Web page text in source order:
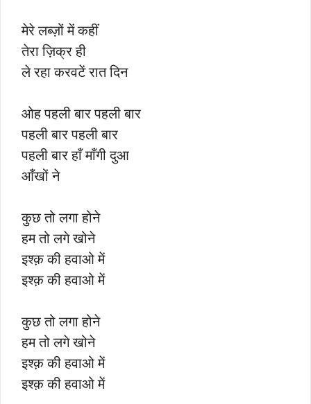
मेरे लब्ज़ों में कहीं
तेरा ज़िक्र ही
ले रहा करवटें रात दिन
ओह पहली बार पहली बार
पहली बार पहली बार
पहली बार हाँ माँगी दुआ
आँखों ने
कुछ तो लगा होने
हम तो लगे खोने
इश्क़ की हवाओ में
इश्क़ की हवाओ में
कुछ तो लगा होने
हम तो लगे खोने
इश्क़ की हवाओ में
इश्क़ की हवाओ में